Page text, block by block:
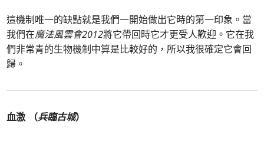
這機制唯一的缺點就是我們一開始做出它時的第一印象。當
我們在魔法風雲會2012將它帶回時它才更受人歡迎。它在我
們非常青的生物機制中算是比較好的，所以我很確定它會回
歸。
血激 （兵臨古城）